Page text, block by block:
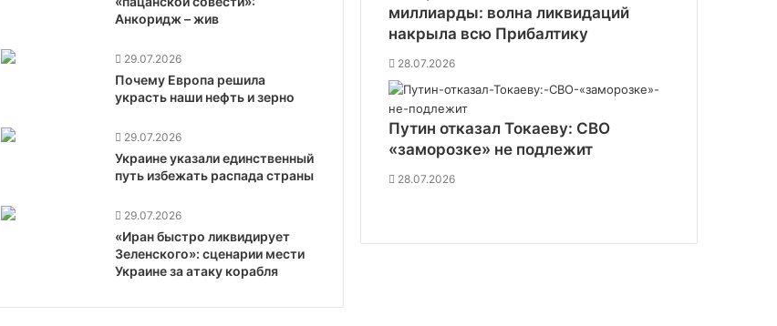
Анкоридж – жив
29.07.2026
Почему Европа решила
украсть наши нефть и зерно
29.07.2026
Украине указали единственный
путь избежать распада страны
29.07.2026
«Иран быстро ликвидирует
Зеленского»: сценарии мести
Украине за атаку корабля
миллиарды: волна ликвидаций
накрыла всю Прибалтику
28.07.2026
Путин отказал Токаеву: СВО
«заморозке» не подлежит
28.07.2026